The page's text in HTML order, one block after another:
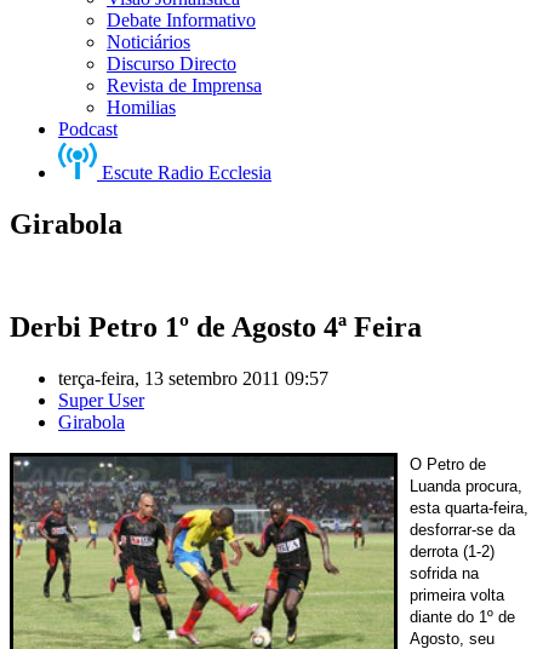
Debate Informativo
Noticiários
Discurso Directo
Revista de Imprensa
Homilias
Podcast
Escute Radio Ecclesia
Girabola
Derbi Petro 1º de Agosto 4ª Feira
terça-feira, 13 setembro 2011 09:57
Super User
Girabola
O Petro de
Luanda procura,
esta quarta-feira,
desforrar-se da
derrota (1-2)
sofrida na
primeira volta
diante do 1º de
Agosto, seu